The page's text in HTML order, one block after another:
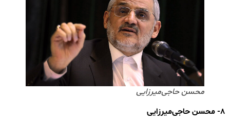
محسن حاجی‌میرزایی
۸- محسن حاجی‌میرزایی